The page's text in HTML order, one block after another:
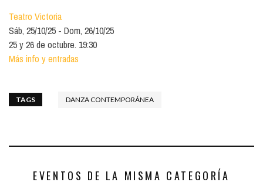
Teatro Victoria
Sáb, 25/10/25
Dom, 26/10/25
25 y 26 de octubre. 19:30
Más info y entradas
TAGS DANZA CONTEMPORÁNEA
EVENTOS DE LA MISMA CATEGORÍA